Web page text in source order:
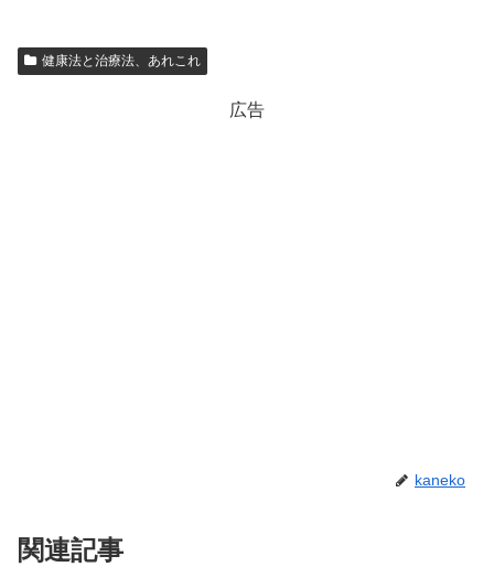
健康法と治療法、あれこれ
広告
kaneko
関連記事